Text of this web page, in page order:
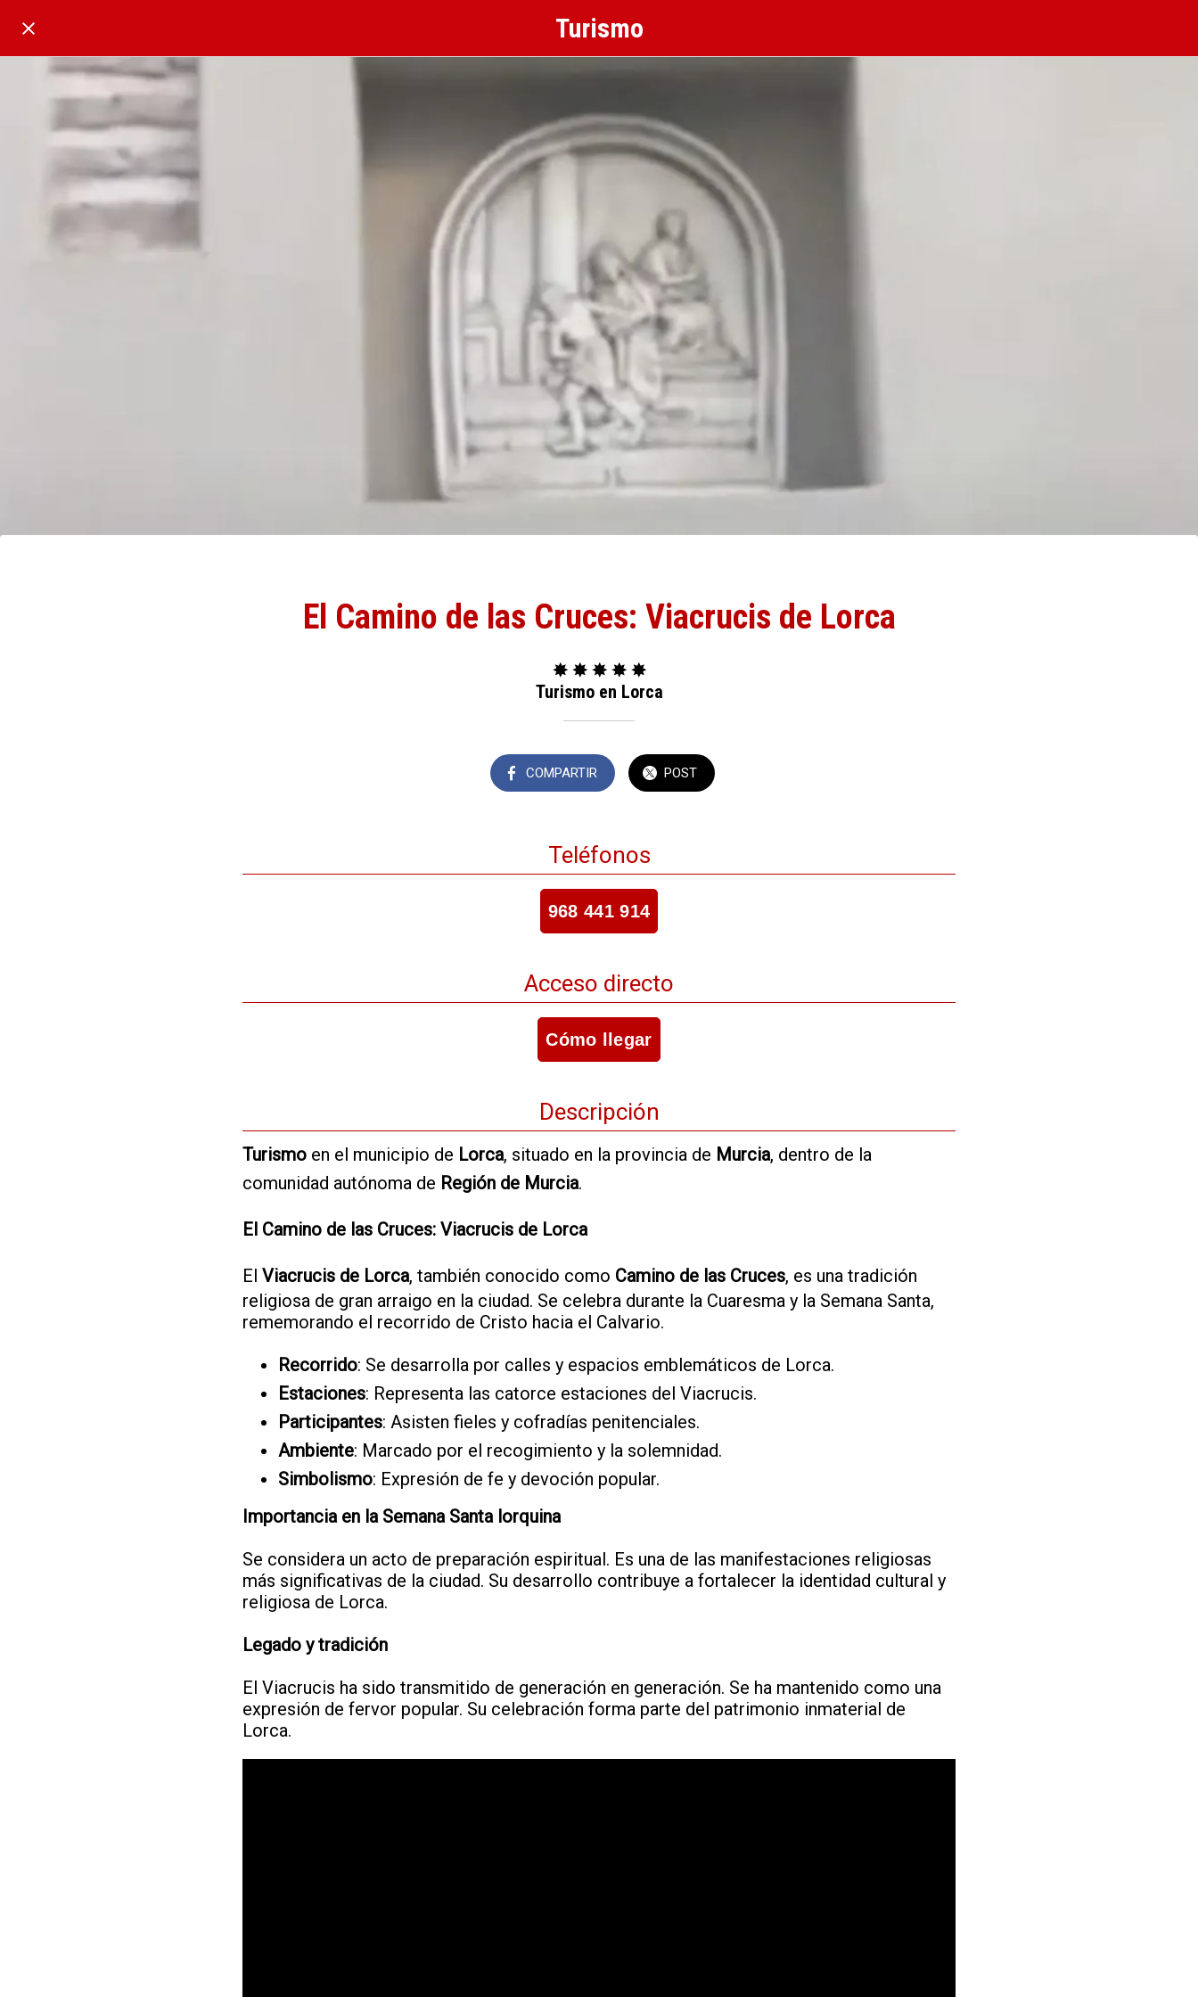
Turismo
El Camino de las Cruces: Viacrucis de Lorca
✸ ✸ ✸ ✸ ✸
Turismo en Lorca
COMPARTIR POST
Teléfonos
968 441 914
Acceso directo
Cómo llegar
Descripción
Turismo en el municipio de Lorca, situado en la provincia de Murcia, dentro de la
comunidad autónoma de Región de Murcia.
El Camino de las Cruces: Viacrucis de Lorca
El Viacrucis de Lorca, también conocido como Camino de las Cruces, es una tradición
religiosa de gran arraigo en la ciudad. Se celebra durante la Cuaresma y la Semana Santa,
rememorando el recorrido de Cristo hacia el Calvario.
Recorrido: Se desarrolla por calles y espacios emblemáticos de Lorca.
Estaciones: Representa las catorce estaciones del Viacrucis.
Participantes: Asisten fieles y cofradías penitenciales.
Ambiente: Marcado por el recogimiento y la solemnidad.
Simbolismo: Expresión de fe y devoción popular.
Importancia en la Semana Santa lorquina
Se considera un acto de preparación espiritual. Es una de las manifestaciones religiosas
más significativas de la ciudad. Su desarrollo contribuye a fortalecer la identidad cultural y
religiosa de Lorca.
Legado y tradición
El Viacrucis ha sido transmitido de generación en generación. Se ha mantenido como una
expresión de fervor popular. Su celebración forma parte del patrimonio inmaterial de
Lorca.